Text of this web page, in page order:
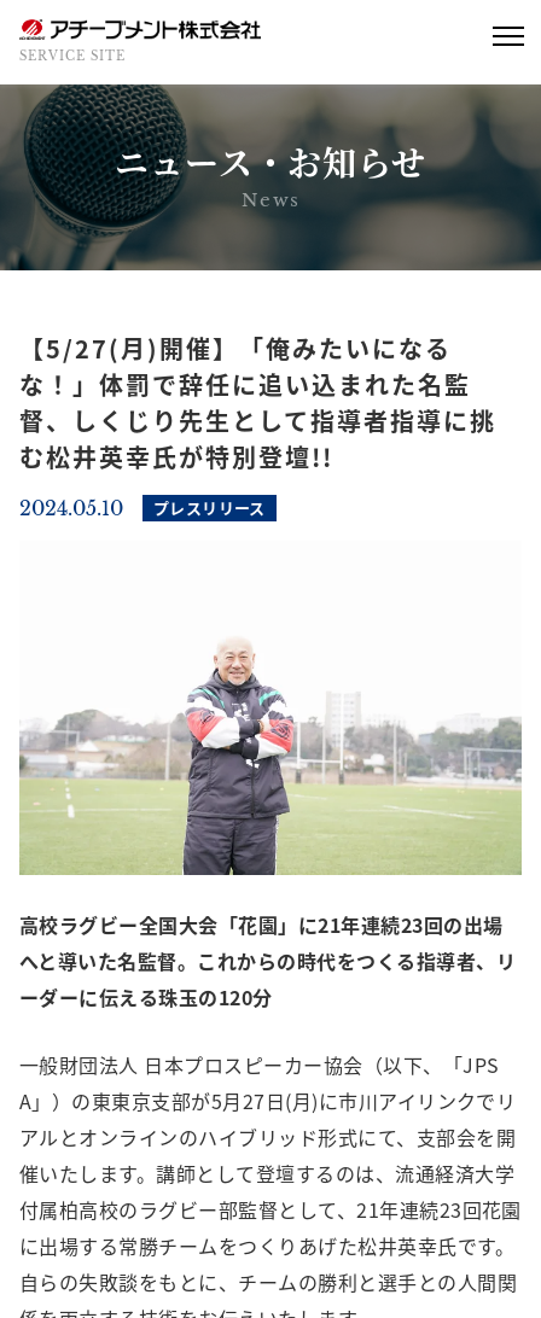
SERVICE SITE
ニュース・お知らせ
News
【5/27(月)開催】「俺みたいになる
な！」体罰で辞任に追い込まれた名監
督、しくじり先生として指導者指導に挑
む松井英幸氏が特別登壇!!
2024.05.10 プレスリリース
高校ラグビー全国大会「花園」に21年連続23回の出場
へと導いた名監督。これからの時代をつくる指導者、リ
ーダーに伝える珠玉の120分
一般財団法人 日本プロスピーカー協会（以下、「JPS
A」）の東東京支部が5月27日(月)に市川アイリンクでリ
アルとオンラインのハイブリッド形式にて、支部会を開
催いたします。講師として登壇するのは、流通経済大学
付属柏高校のラグビー部監督として、21年連続23回花園
に出場する常勝チームをつくりあげた松井英幸氏です。
自らの失敗談をもとに、チームの勝利と選手との人間関